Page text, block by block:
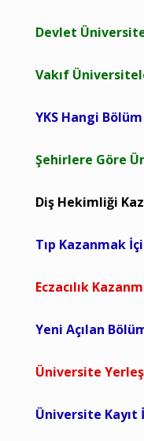
Devlet
Vakıf
YKS Hangi
Şehirlere Göre
Diş Hekimliği
Tıp Kazanmak
Eczacılık
Yeni Açılan
Üniversite
Üniversite Kayıt